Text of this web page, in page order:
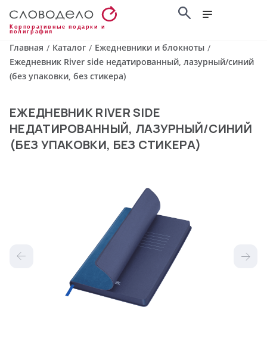
Корпоративные подарки и
полиграфия
Главная / Каталог / Ежедневники и блокноты /
Ежедневник River side недатированный, лазурный/синий
(без упаковки, без стикера)
ЕЖЕДНЕВНИК RIVER SIDE
НЕДАТИРОВАННЫЙ, ЛАЗУРНЫЙ/СИНИЙ
(БЕЗ УПАКОВКИ, БЕЗ СТИКЕРА)